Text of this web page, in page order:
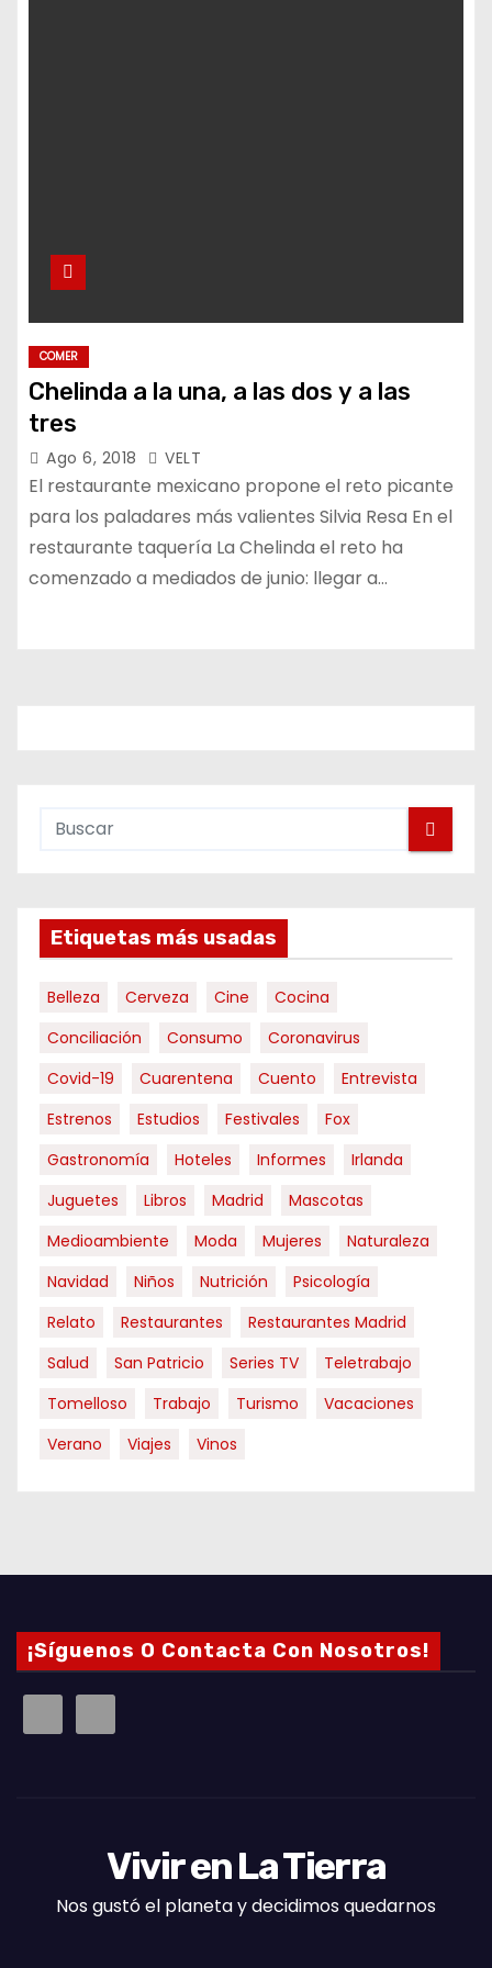
COMER
Chelinda a la una, a las dos y a las
tres
Ago 6, 2018 VELT
El restaurante mexicano propone el reto picante
para los paladares más valientes Silvia Resa En el
restaurante taquería La Chelinda el reto ha
comenzado a mediados de junio: llegar a…
Etiquetas más usadas
Belleza Cerveza Cine
Cocina
Conciliación
Consumo
Coronavirus
Covid-19
Cuarentena Cuento
Entrevista
Estrenos
Estudios Festivales
Fox
Gastronomía
Hoteles Informes
Irlanda
Juguetes
Libros Madrid
Mascotas
Medioambiente
Moda Mujeres
Naturaleza
Navidad
Niños Nutrición
Psicología
Relato
Restaurantes
Restaurantes Madrid
Salud
San Patricio Series TV
Teletrabajo
Tomelloso
Trabajo Turismo
Vacaciones
Verano
Viajes Vinos
¡Síguenos O Contacta Con Nosotros!
Vivir en La Tierra
Nos gustó el planeta y decidimos quedarnos